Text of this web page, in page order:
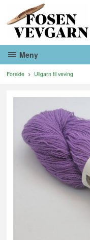
innholdet
Meny
Forside Ullgarn til veving